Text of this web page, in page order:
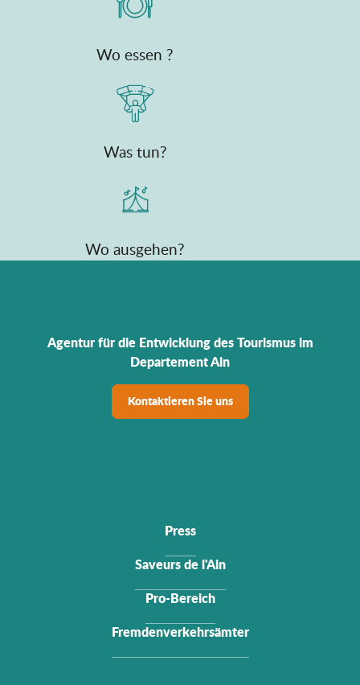
Wo essen ?
Was tun?
Wo ausgehen?
Agentur für die Entwicklung des Tourismus im
Departement Ain
Kontaktieren Sie uns
Press
Saveurs de l'Ain
Pro-Bereich
Fremdenverkehrsämter